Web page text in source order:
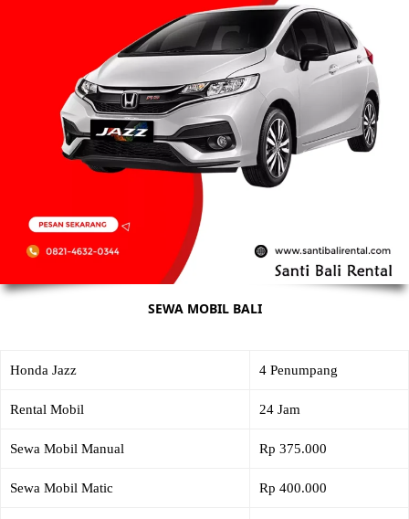
SEWA MOBIL BALI
Honda Jazz 4 Penumpang
Rental Mobil 24 Jam
Sewa Mobil Manual Rp 375.000
Sewa Mobil Matic Rp 400.000